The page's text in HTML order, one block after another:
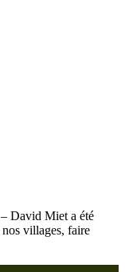
David Miet a été
villages, faire